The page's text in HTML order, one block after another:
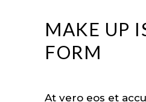
MAKE UP
FORM
At vero eos et